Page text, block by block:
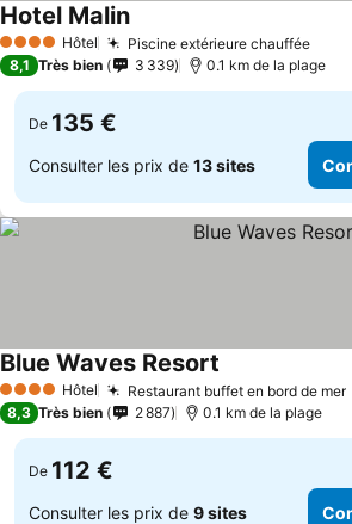
4 Étoiles Hôtel Piscine extérieure chauffée
Hotel Malin
8,1 Très bien 3 339 0.1 km de la plage
De 135 €
Consulter les prix de 13 sites
4 Étoiles Hôtel Restaurant buffet en bord de mer
Blue Waves Resort
8,3 Très bien 2 887 0.1 km de la plage
De 112 €
Consulter les prix de 9 sites